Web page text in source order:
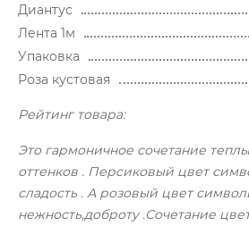
Диантус
Лента 1м
Упаковка
Роза кустовая
Рейтинг товара:
Это гармоничное сочетание
оттенков . Персиковый цвет
сладость . А розовый цвет
нежность,доброту .Сочетание